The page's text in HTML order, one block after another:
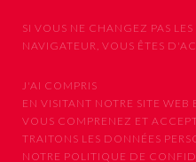
SI VOUS NE CHANGEZ PAS
NAVIGATEUR, VOUS ÊTES
J'AI COMPRIS
EN VISITANT NOTRE SITE WEB
VOUS COMPRENEZ ET
TRAITONS LES DONNÉES
NOTRE POLITIQUE DE